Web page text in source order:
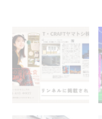
リンネルに掲載さ
れました